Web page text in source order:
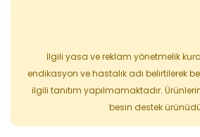
İlgili yasa ve reklam yönetmelik
endikasyon ve hastalık adı belirtilerek
ilgili tanıtım yapılmamaktadır.
besin destek